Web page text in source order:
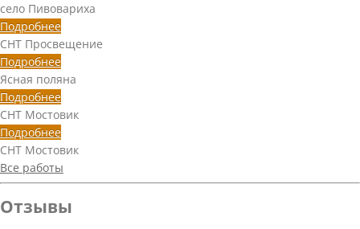
село Пивовариха
Подробнее
СНТ Просвещение
Подробнее
Ясная поляна
Подробнее
СНТ Мостовик
Подробнее
СНТ Мостовик
Все работы
Отзывы